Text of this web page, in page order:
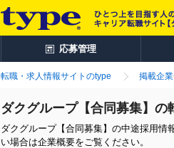
応募管理
転職・求人情報サイトのtype 掲載企
ダクグループ【合同募集】の
ダクグループ【合同募集】の中途採用情
い場合は企業概要をご覧ください。